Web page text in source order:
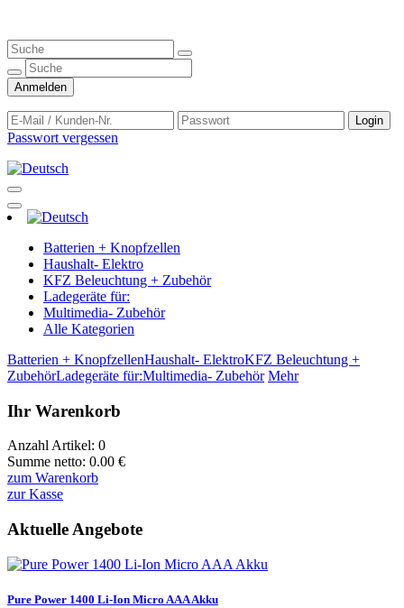
Anmelden
Login
Passwort vergessen
Batterien + Knopfzellen
Haushalt- Elektro
KFZ Beleuchtung + Zubehör
Ladegeräte für:
Multimedia- Zubehör
Alle Kategorien
Batterien + KnopfzellenHaushalt- ElektroKFZ Beleuchtung +
ZubehörLadegeräte für:Multimedia- Zubehör Mehr
Ihr Warenkorb
Anzahl Artikel: 0
Summe netto: 0.00 €
zum Warenkorb
zur Kasse
Aktuelle Angebote
Pure Power 1400 Li-Ion Micro AAA Akku